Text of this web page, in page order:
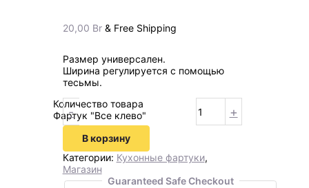
20,00 Br & Free Shipping
Размер универсален.
Ширина регулируется с помощью
тесьмы.
-
Количество товара
Фартук "Все клево"
+
В корзину
Категории: Кухонные фартуки,
Магазин
Guaranteed Safe Checkout